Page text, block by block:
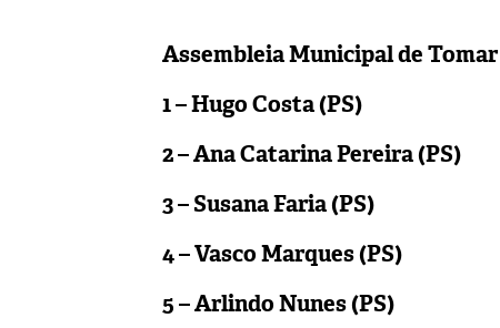
Assembleia Municipal de Tomar
1 – Hugo Costa (PS)
2 – Ana Catarina Pereira (PS)
3 – Susana Faria (PS)
4 – Vasco Marques (PS)
5 – Arlindo Nunes (PS)